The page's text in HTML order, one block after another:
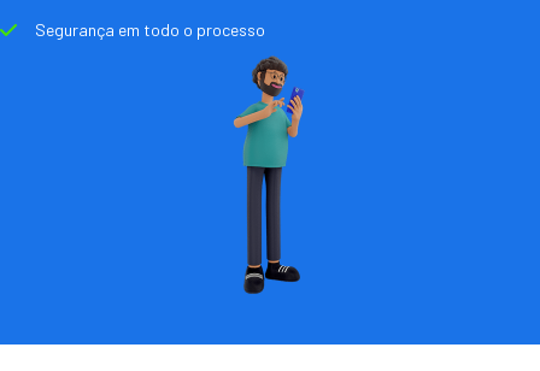
Segurança em todo o processo